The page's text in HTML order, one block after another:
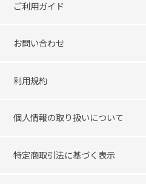
ご利用ガイド
お問い合わせ
利用規約
個人情報の取り扱いについて
特定商取引法に基づく表示